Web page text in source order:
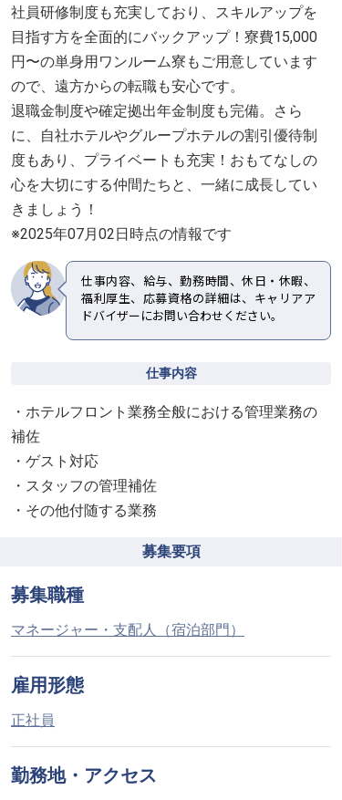
社員研修制度も充実しており、スキルアップを
目指す方を全面的にバックアップ！寮費15,000
円〜の単身用ワンルーム寮もご用意しています
ので、遠方からの転職も安心です。
退職金制度や確定拠出年金制度も完備。さら
に、自社ホテルやグループホテルの割引優待制
度もあり、プライベートも充実！おもてなしの
心を大切にする仲間たちと、一緒に成長してい
きましょう！
※2025年07月02日時点の情報です
仕事内容、給与、勤務時間、休日・休暇、
福利厚生、応募資格の詳細は、キャリアア
ドバイザーにお問い合わせください。
仕事内容
・ホテルフロント業務全般における管理業務の
補佐
・ゲスト対応
・スタッフの管理補佐
・その他付随する業務
募集要項
募集職種
マネージャー・支配人（宿泊部門）
雇用形態
正社員
勤務地・アクセス